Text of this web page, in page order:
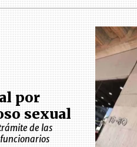
por
sexual
de las